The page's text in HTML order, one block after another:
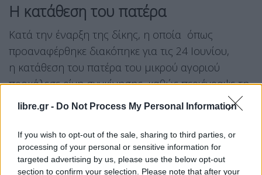
libre.gr - Do Not Process My Personal Information
If you wish to opt-out of the sale, sharing to third parties, or
processing of your personal or sensitive information for
targeted advertising by us, please use the below opt-out
section to confirm your selection. Please note that after your
Η κατάθεση του πατέρα
Κατά την έναρξη της δίκης, η οποία όπως
προαναφέρθηκε διακόπηκε για τις 24 Ιουνίου,
η κατάθεση του πατέρα του μικρού αγοριού
προκάλεσε ρίγη συγκίνησης, καθώς περιέγραψε τη
στιγμή που το παιδί βρήκε το θάρρος να μιλήσει
«Όταν ήρθε ο μικρός να μου εκμυστηρευτεί το
περιστατικό, μου είπε: “Μπαμπά, θα με αγαπάς